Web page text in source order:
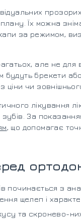
Їх можна
за режимом,
але не для
будуть брекети
чи
лікування
За
, що допомагає
починається з
щелеп і
та скронево-